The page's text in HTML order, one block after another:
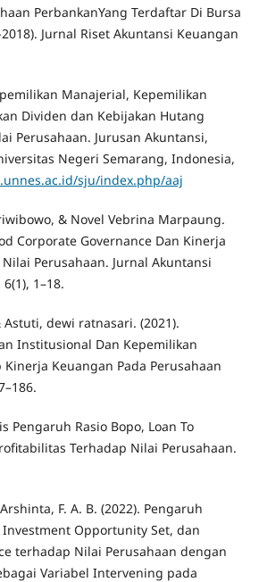
PerbankanYang Terdaftar Di Bursa
Jurnal Riset Akuntansi Keuangan
Manajerial, Kepemilikan
Dividen dan Kebijakan Hutang
Perusahaan. Jurusan Akuntansi,
Negeri Semarang, Indonesia,
sju/index.php/aaj
& Novel Vebrina Marpaung.
Corporate Governance Dan Kinerja
Perusahaan. Jurnal Akuntansi
1–18.
Astuti, dewi ratnasari. (2021).
Institusional Dan Kepemilikan
Keuangan Pada Perusahaan
Pengaruh Rasio Bopo, Loan To
Terhadap Nilai Perusahaan.
F. A. B. (2022). Pengaruh
Opportunity Set, dan
terhadap Nilai Perusahaan dengan
Variabel Intervening pada